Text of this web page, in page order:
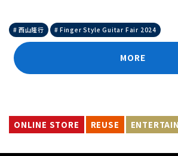
西山隆行 Finger Style Guitar Fair 2024
MORE
ONLINE STORE REUSE